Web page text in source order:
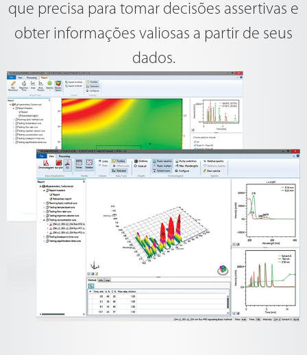
que precisa para tomar decisões assertivas e
obter informações valiosas a partir de seus
dados.